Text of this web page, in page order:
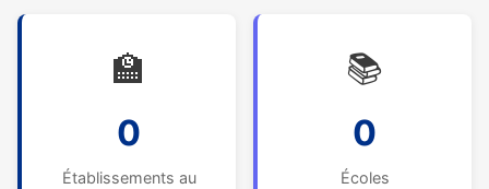
🏫
0
Établissements au
📚
0
Écoles